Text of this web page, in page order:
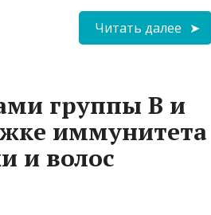
Читать далее
группы B и
иммунитета
и волос